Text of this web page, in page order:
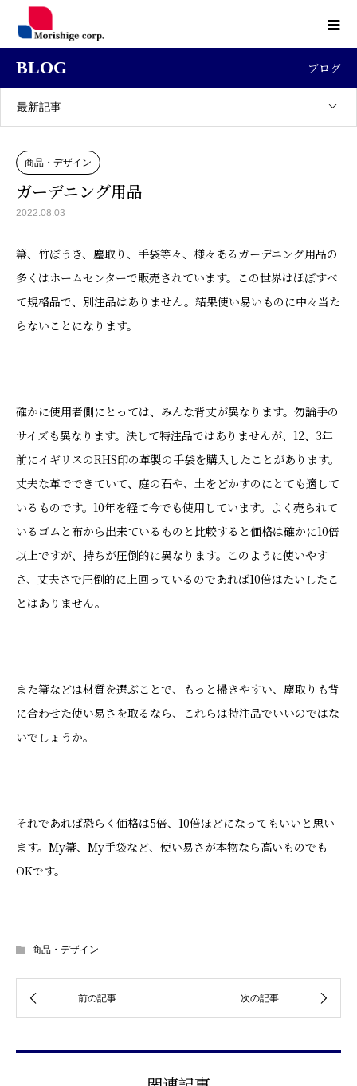
BLOG ブログ
最新記事
商品・デザイン
ガーデニング用品
2022.08.03
箒、竹ぼうき、塵取り、手袋等々、様々あるガーデニング用品の
多くはホームセンターで販売されています。この世界はほぼすべ
て規格品で、別注品はありません。結果使い易いものに中々当た
らないことになります。
確かに使用者側にとっては、みんな背丈が異なります。勿論手の
サイズも異なります。決して特注品ではありませんが、12、3年
前にイギリスのRHS印の革製の手袋を購入したことがあります。
丈夫な革でできていて、庭の石や、土をどかすのにとても適して
いるものです。10年を経て今でも使用しています。よく売られて
いるゴムと布から出来ているものと比較すると価格は確かに10倍
以上ですが、持ちが圧倒的に異なります。このように使いやす
さ、丈夫さで圧倒的に上回っているのであれば10倍はたいしたこ
とはありません。
また箒などは材質を選ぶことで、もっと掃きやすい、塵取りも背
に合わせた使い易さを取るなら、これらは特注品でいいのではな
いでしょうか。
それであれば恐らく価格は5倍、10倍ほどになってもいいと思い
ます。My箒、My手袋など、使い易さが本物なら高いものでも
OKです。
商品・デザイン